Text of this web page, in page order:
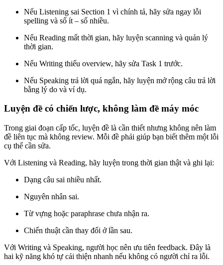
Nếu Listening sai Section 1 vì chính tả, hãy sửa ngay lỗi
spelling và số ít – số nhiều.
Nếu Reading mất thời gian, hãy luyện scanning và quản lý
thời gian.
Nếu Writing thiếu overview, hãy sửa Task 1 trước.
Nếu Speaking trả lời quá ngắn, hãy luyện mở rộng câu trả lời
bằng lý do và ví dụ.
Luyện đề có chiến lược, không làm đề máy móc
Trong giai đoạn cấp tốc, luyện đề là cần thiết nhưng không nên làm
đề liên tục mà không review. Mỗi đề phải giúp bạn biết thêm một lỗi
cụ thể cần sửa.
Với Listening và Reading, hãy luyện trong thời gian thật và ghi lại:
Dạng câu sai nhiều nhất.
Nguyên nhân sai.
Từ vựng hoặc paraphrase chưa nhận ra.
Chiến thuật cần thay đổi ở lần sau.
Với Writing và Speaking, người học nên ưu tiên feedback. Đây là
hai kỹ năng khó tự cải thiện nhanh nếu không có người chỉ ra lỗi.